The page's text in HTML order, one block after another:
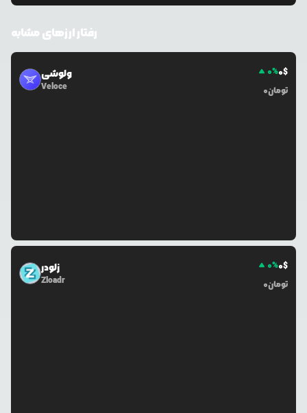
رفتار ارزهای مشابه
ولوشی
Veloce
0%0$
0تومان
زلودر
Zloadr
0%0$
0تومان